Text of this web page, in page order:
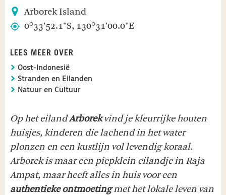
Arborek Island
0°33'52.1"S, 130°31'00.0"E
LEES MEER OVER
Oost-Indonesië
Stranden en Eilanden
Natuur en Cultuur
Op het eilandArborekvind je kleurrijke houten
huisjes, kinderen die lachend in het water
plonzen en een kustlijn vol levendig koraal.
Arborek is maar een piepklein eilandje in Raja
Ampat, maar heeft alles in huis voor een
authentieke ontmoetingmet het lokale leven van